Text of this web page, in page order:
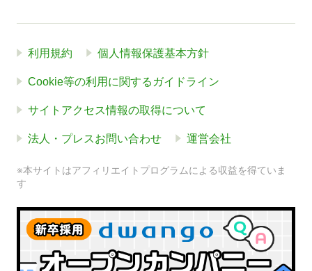
利用規約 個人情報保護基本方針
Cookie等の利用に関するガイドライン
サイトアクセス情報の取得について
法人・プレスお問い合わせ 運営会社
※本サイトはアフィリエイトプログラムによる収益を得ていま
す